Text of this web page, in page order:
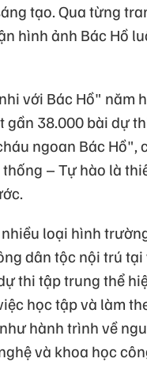
tạo. Qua từng
hình ảnh Bác Hồ
với Bác Hồ" năm
38.000 bài dự
ngoan Bác Hồ",
– Tự hào là
loại hình
dân tộc nội trú tại
thi tập trung thể
học tập và làm
hành trình về
và khoa học